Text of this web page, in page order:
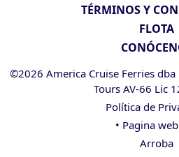
TÉRMINOS Y
FLOTA
©2026 America Cruise Ferries dba
Tours AV-66 Lic
Política de
• Pagina
Arroba